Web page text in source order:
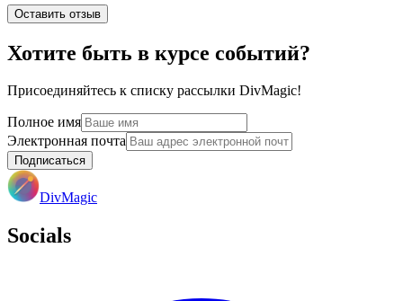
Оставить отзыв
Хотите быть в курсе событий?
Присоединяйтесь к списку рассылки DivMagic!
Полное имя
Электронная почта
Подписаться
DivMagic
Socials